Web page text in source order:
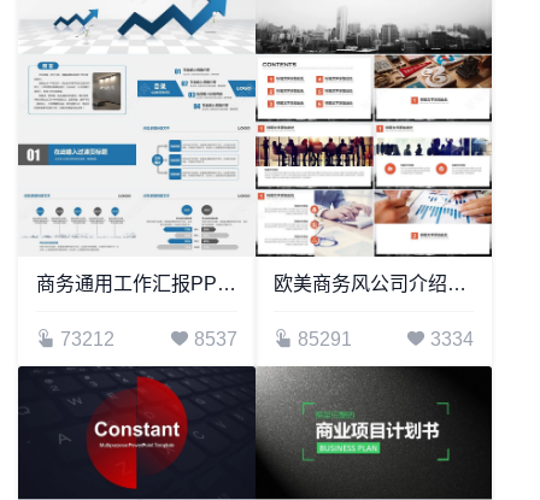
商务通用工作汇报PPT模板
73212 8537
欧美商务风公司介绍工作总结商务报告项目展示PPT模板
85291 3334